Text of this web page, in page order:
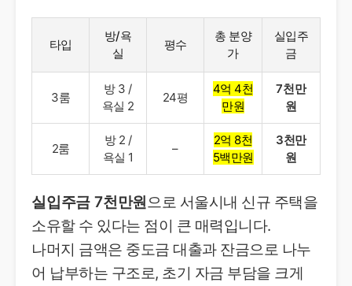
타입
방/욕
실
평수
총 분양
가
실입주
금
3룸
방 3 /
욕실 2
24평
4억 4천
만원
7천만
원
2룸
방 2 /
욕실 1
–
2억 8천
5백만원
3천만
원
실입주금 7천만원 으로 서울시내 신규 주택을
소유할 수 있다는 점이 큰 매력입니다.
나머지 금액은 중도금 대출과 잔금으로 나누
어 납부하는 구조로, 초기 자금 부담을 크게